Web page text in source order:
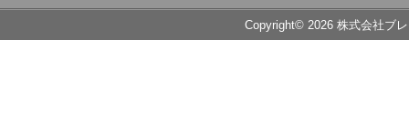
Copyright© 2026 株式会社ブ